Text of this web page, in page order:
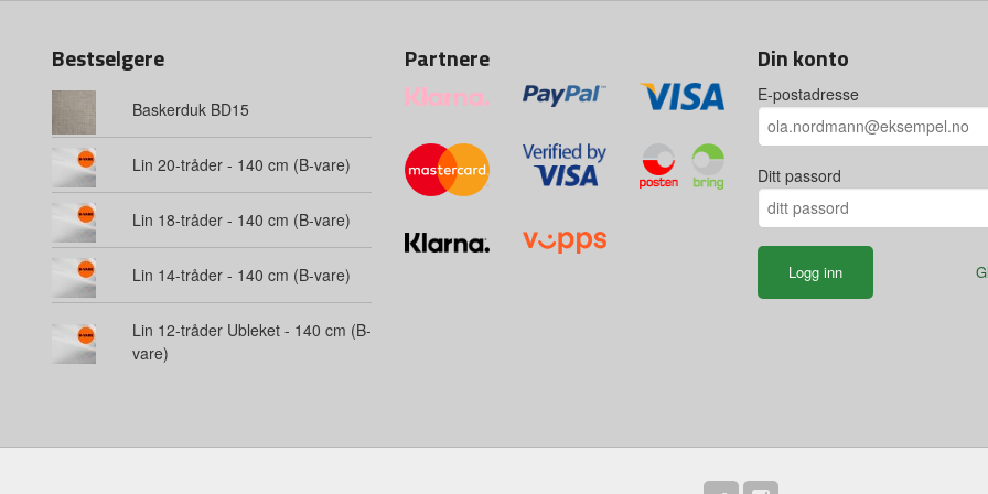
Bestselgere
Baskerduk BD15
Lin 20-tråder - 140 cm (B-vare)
Lin 18-tråder - 140 cm (B-vare)
Lin 14-tråder - 140 cm (B-vare)
Lin 12-tråder Ubleket - 140 cm (B-
vare)
Partnere Din konto
E-postadresse
Ditt passord